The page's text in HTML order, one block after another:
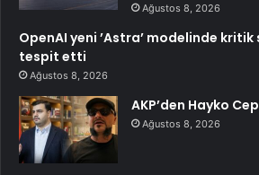
Ağustos 8, 2026
OpenAI yeni ’Astra’ modelinde
tespit etti
Ağustos 8, 2026
AKP’den Hayko
Ağustos 8, 2026